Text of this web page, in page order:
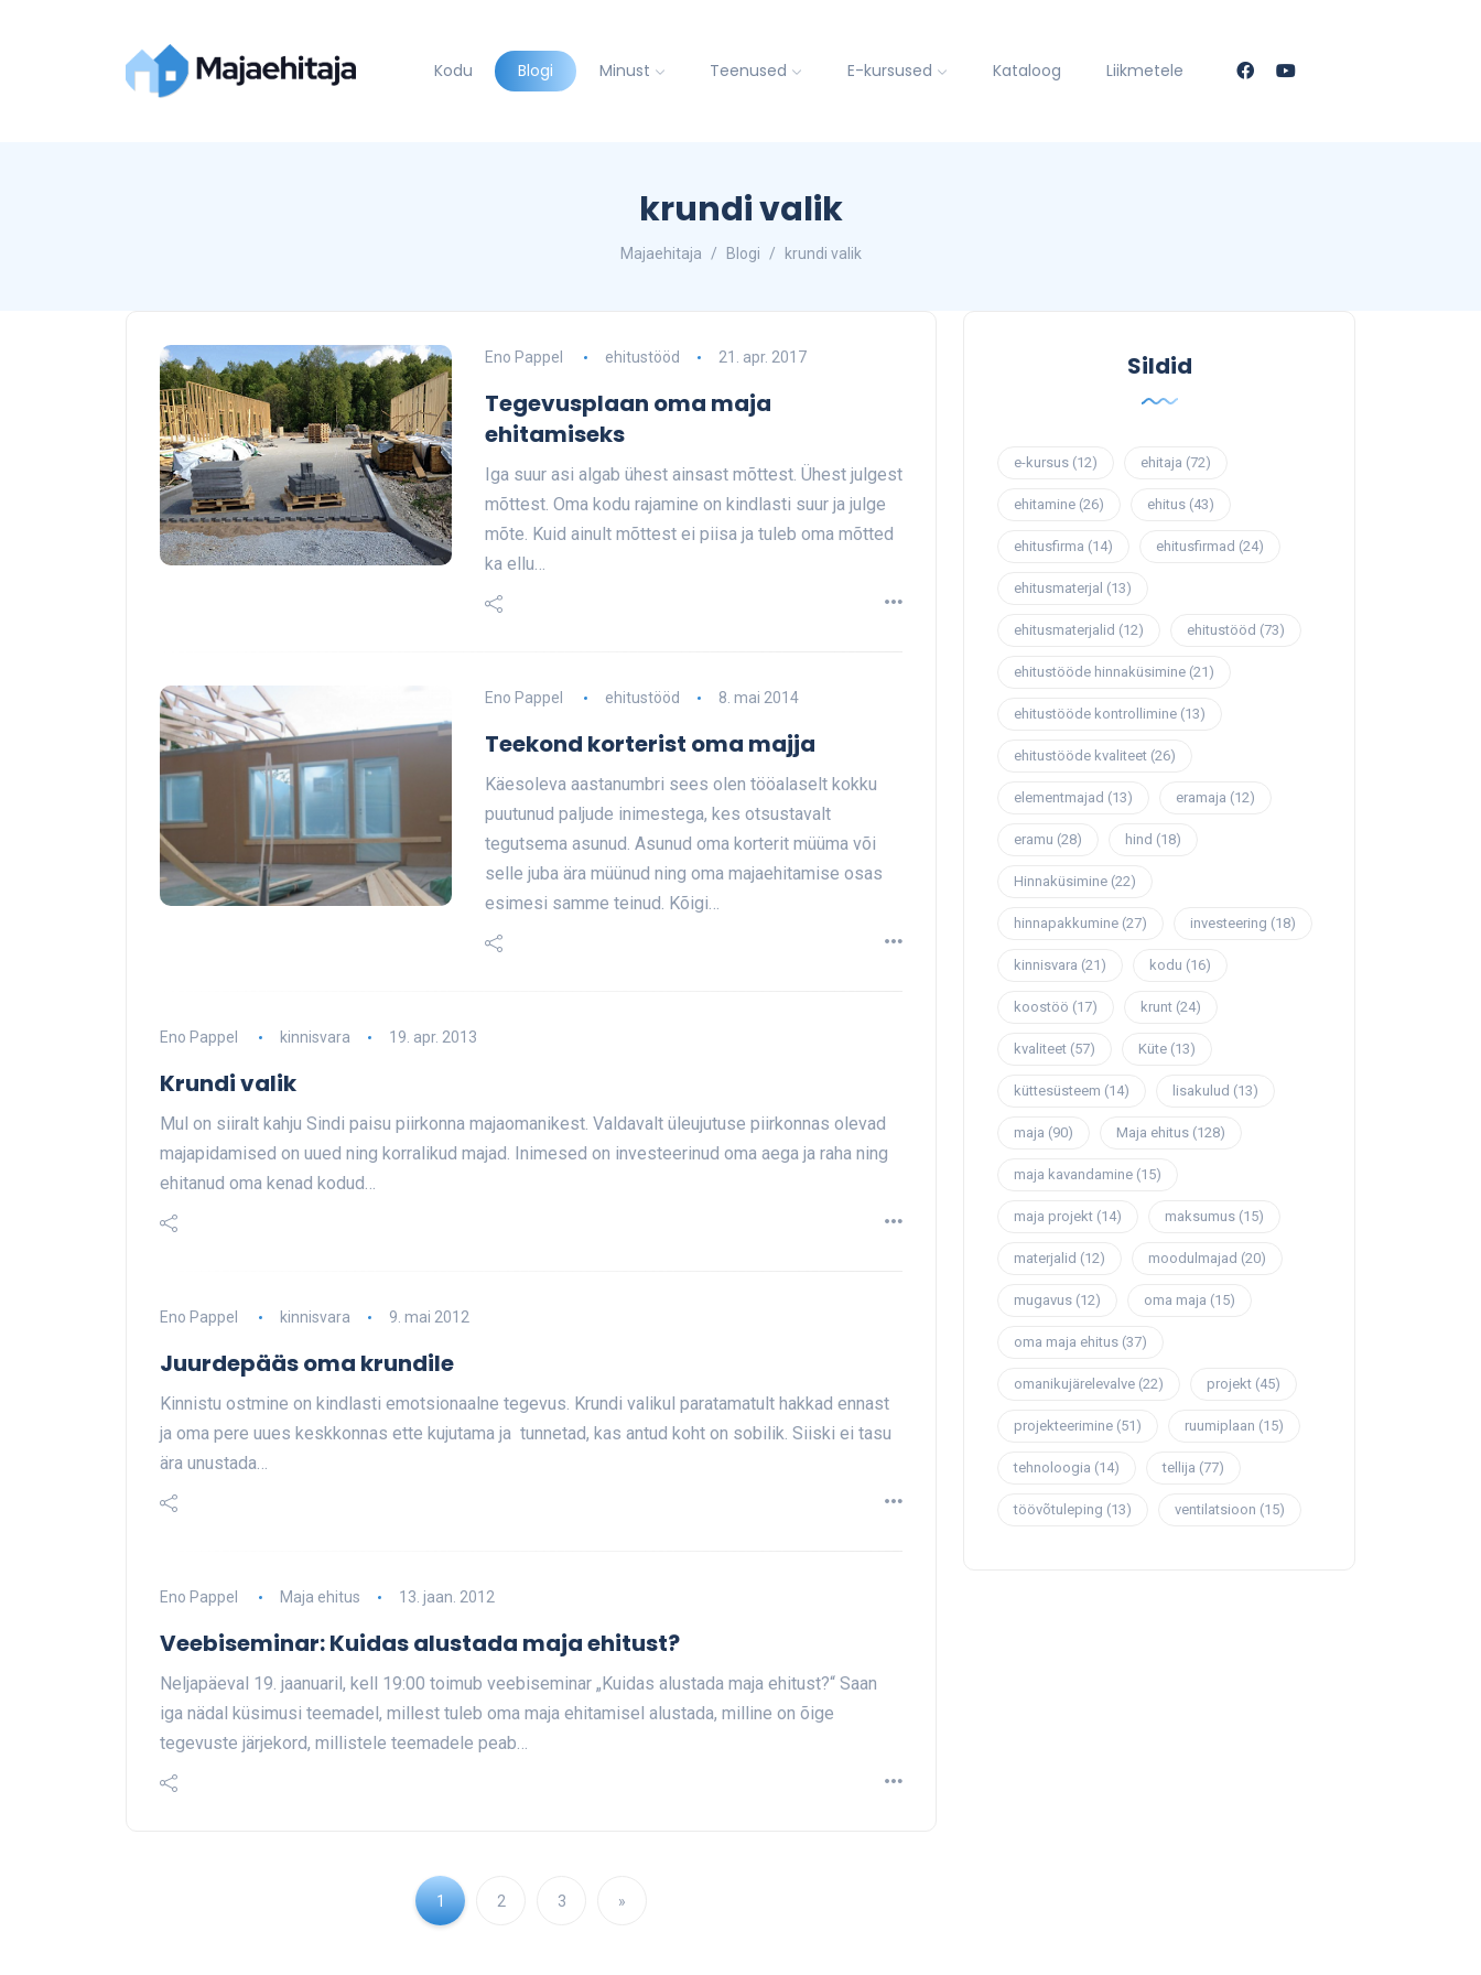
Kodu Blogi Minust Teenused E-kursused Kataloog Liikmetele
krundi valik
Majaehitaja Blogi krundi valik
Eno Pappel ehitustööd 21. apr. 2017
Tegevusplaan oma maja
ehitamiseks
Iga suur asi algab ühest ainsast mõttest. Ühest julgest
mõttest. Oma kodu rajamine on kindlasti suur ja julge
mõte. Kuid ainult mõttest ei piisa ja tuleb oma mõtted
ka ellu…
Eno Pappel ehitustööd 8. mai 2014
Teekond korterist oma majja
Käesoleva aastanumbri sees olen tööalaselt kokku
puutunud paljude inimestega, kes otsustavalt
tegutsema asunud. Asunud oma korterit müüma või
selle juba ära müünud ning oma majaehitamise osas
esimesi samme teinud. Kõigi…
Eno Pappel kinnisvara 19. apr. 2013
Krundi valik
Mul on siiralt kahju Sindi paisu piirkonna majaomanikest. Valdavalt üleujutuse piirkonnas olevad
majapidamised on uued ning korralikud majad. Inimesed on investeerinud oma aega ja raha ning
ehitanud oma kenad kodud…
Eno Pappel kinnisvara 9. mai 2012
Juurdepääs oma krundile
Kinnistu ostmine on kindlasti emotsionaalne tegevus. Krundi valikul paratamatult hakkad ennast
ja oma pere uues keskkonnas ette kujutama ja tunnetad, kas antud koht on sobilik. Siiski ei tasu
ära unustada…
Eno Pappel Maja ehitus 13. jaan. 2012
Veebiseminar: Kuidas alustada maja ehitust?
Neljapäeval 19. jaanuaril, kell 19:00 toimub veebiseminar „Kuidas alustada maja ehitust?“ Saan
iga nädal küsimusi teemadel, millest tuleb oma maja ehitamisel alustada, milline on õige
tegevuste järjekord, millistele teemadele peab…
1 2 3 »
Sildid
e-kursus (12) ehitaja (72)
ehitamine (26) ehitus (43)
ehitusfirma (14) ehitusfirmad (24)
ehitusmaterjal (13)
ehitusmaterjalid (12) ehitustööd (73)
ehitustööde hinnaküsimine (21)
ehitustööde kontrollimine (13)
ehitustööde kvaliteet (26)
elementmajad (13) eramaja (12)
eramu (28) hind (18)
Hinnaküsimine (22)
hinnapakkumine (27) investeering (18)
kinnisvara (21) kodu (16)
koostöö (17) krunt (24)
kvaliteet (57) Küte (13)
küttesüsteem (14) lisakulud (13)
maja (90) Maja ehitus (128)
maja kavandamine (15)
maja projekt (14) maksumus (15)
materjalid (12) moodulmajad (20)
mugavus (12) oma maja (15)
oma maja ehitus (37)
omanikujärelevalve (22) projekt (45)
projekteerimine (51) ruumiplaan (15)
tehnoloogia (14) tellija (77)
töövõtuleping (13) ventilatsioon (15)